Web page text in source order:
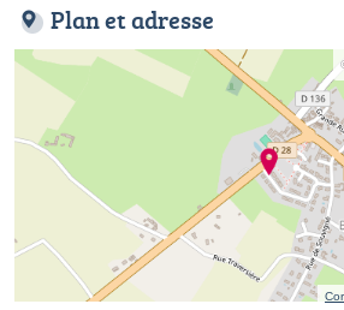
Plan et adresse